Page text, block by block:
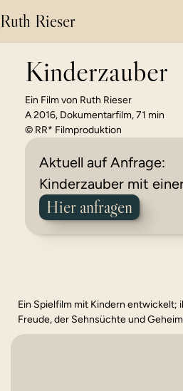
Ruth Rieser
Kinderzauber
Ein Film von Ruth Rieser
A 2016, Dokumentarfilm, 71 min
© RR* Filmproduktion
Aktuell auf Anfrage:
Kinderzauber mit
Hier anfragen
Ein Spielfilm mit Kindern entwickelt;
Freude, der Sehnsüchte und